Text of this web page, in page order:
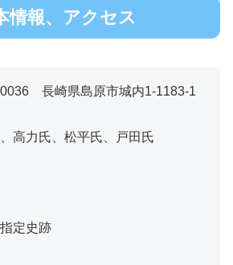
情報、アクセス
長崎県島原市城内1‐1183‐1
高力氏、松平氏、戸田氏
定史跡